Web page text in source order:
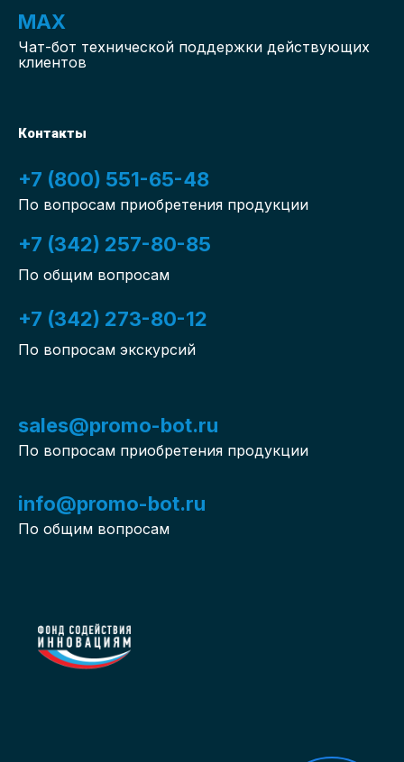
MAX
Чат-бот технической поддержки действующих
клиентов
Контакты
+7 (800) 551-65-48
По вопросам приобретения продукции
+7 (342) 257-80-85
По общим вопросам
+7 (342) 273-80-12
По вопросам экскурсий
sales@promo-bot.ru
По вопросам приобретения продукции
info@promo-bot.ru
По общим вопросам